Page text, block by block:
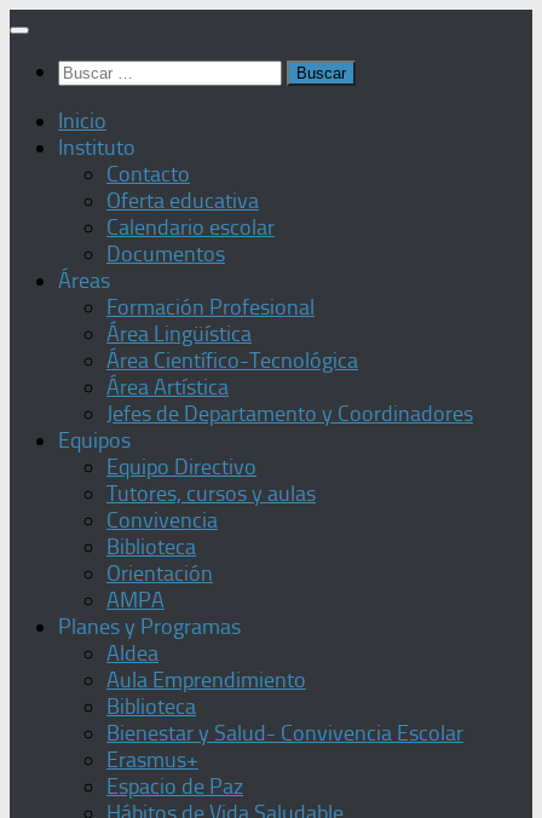
Saltar
contenido
Buscar:
Inicio
Instituto
Contacto
Oferta educativa
Calendario escolar
Documentos
Áreas
Formación Profesional
Área Lingüística
Área Científico-Tecnológica
Área Artística
Jefes de Departamento y Coordinadores
Equipos
Equipo Directivo
Tutores, cursos y aulas
Convivencia
Biblioteca
Orientación
AMPA
Planes y Programas
Aldea
Aula Emprendimiento
Biblioteca
Bienestar y Salud- Convivencia Escolar
Erasmus+
Espacio de Paz